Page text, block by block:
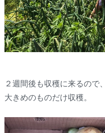
２週間後も収穫に来るので、
大きめのものだけ収穫。